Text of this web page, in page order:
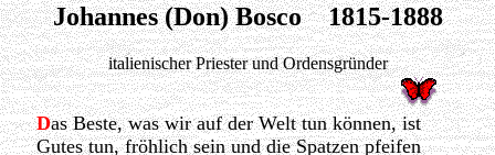
Johannes (Don) Bosco 1815-1888
italienischer Priester und Ordensgründer
Das Beste, was wir auf der Welt tun können, ist
Gutes tun, fröhlich sein und die Spatzen pfeifen